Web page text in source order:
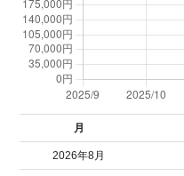
月
2026年8月